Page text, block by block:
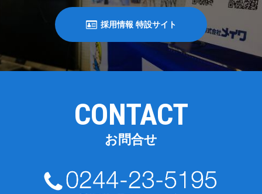
採用情報 特設サイト
CONTACT
お問合せ